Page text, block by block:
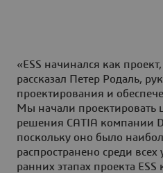
«ESS начинался как
рассказал Петер Родаль,
проектирования и
Мы начали проектировать
решения CATIA компании
поскольку оно было
распространено среди
ранних этапах проекта